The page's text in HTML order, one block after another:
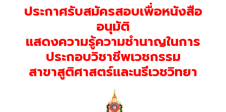
ประกาศรับสมัครสอบเพื่อหนังสือ
อนุมัติ
แสดงความรู้ความชำนาญในการ
ประกอบวิชาชีพเวชกรรม
สาขาสูติศาสตร์และนรีเวชวิทยา